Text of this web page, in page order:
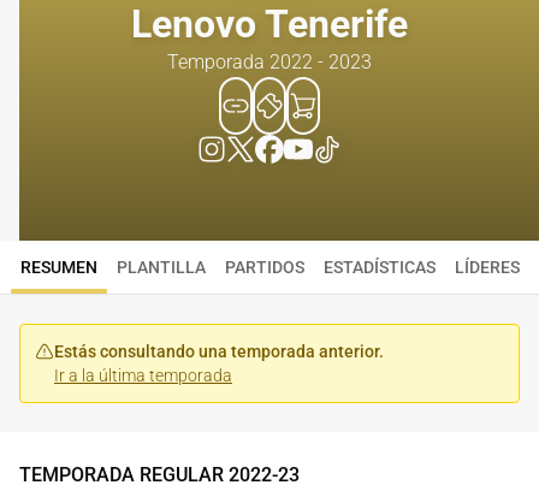
Lenovo Tenerife
Temporada 2022 - 2023
RESUMEN PLANTILLA PARTIDOS ESTADÍSTICAS LÍDERES
Estás consultando una temporada anterior.
Ir a la última temporada
TEMPORADA REGULAR 2022-23